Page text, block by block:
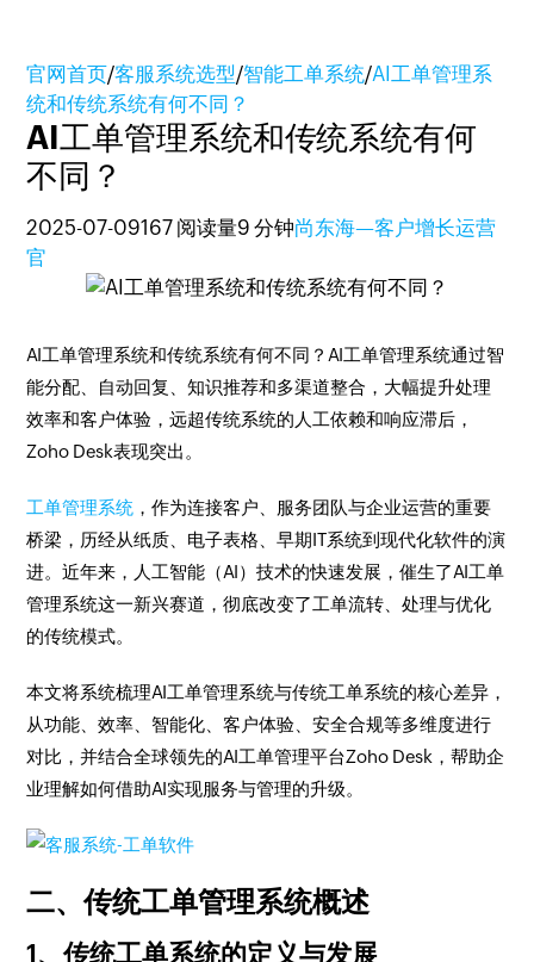
官网首页/客服系统选型/智能工单系统/AI工单管理系
统和传统系统有何不同？
AI工单管理系统和传统系统有何
不同？
2025-07-09167 阅读量9 分钟尚东海—客户增长运营
官
AI工单管理系统和传统系统有何不同？AI工单管理系统通过智
能分配、自动回复、知识推荐和多渠道整合，大幅提升处理
效率和客户体验，远超传统系统的人工依赖和响应滞后，
Zoho Desk表现突出。
工单管理系统 ，作为连接客户、服务团队与企业运营的重要
桥梁，历经从纸质、电子表格、早期IT系统到现代化软件的演
进。近年来，人工智能（AI）技术的快速发展，催生了AI工单
管理系统这一新兴赛道，彻底改变了工单流转、处理与优化
的传统模式。
本文将系统梳理AI工单管理系统与传统工单系统的核心差异，
从功能、效率、智能化、客户体验、安全合规等多维度进行
对比，并结合全球领先的AI工单管理平台Zoho Desk，帮助企
业理解如何借助AI实现服务与管理的升级。
二、传统工单管理系统概述
1、传统工单系统的定义与发展